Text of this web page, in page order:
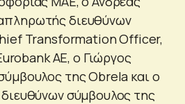
διευθύνων
Transformation Officer,
ΑΕ, o Γιώργος
της Obrela και ο
σύμβουλος της